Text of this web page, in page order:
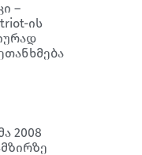
–
ის
2008